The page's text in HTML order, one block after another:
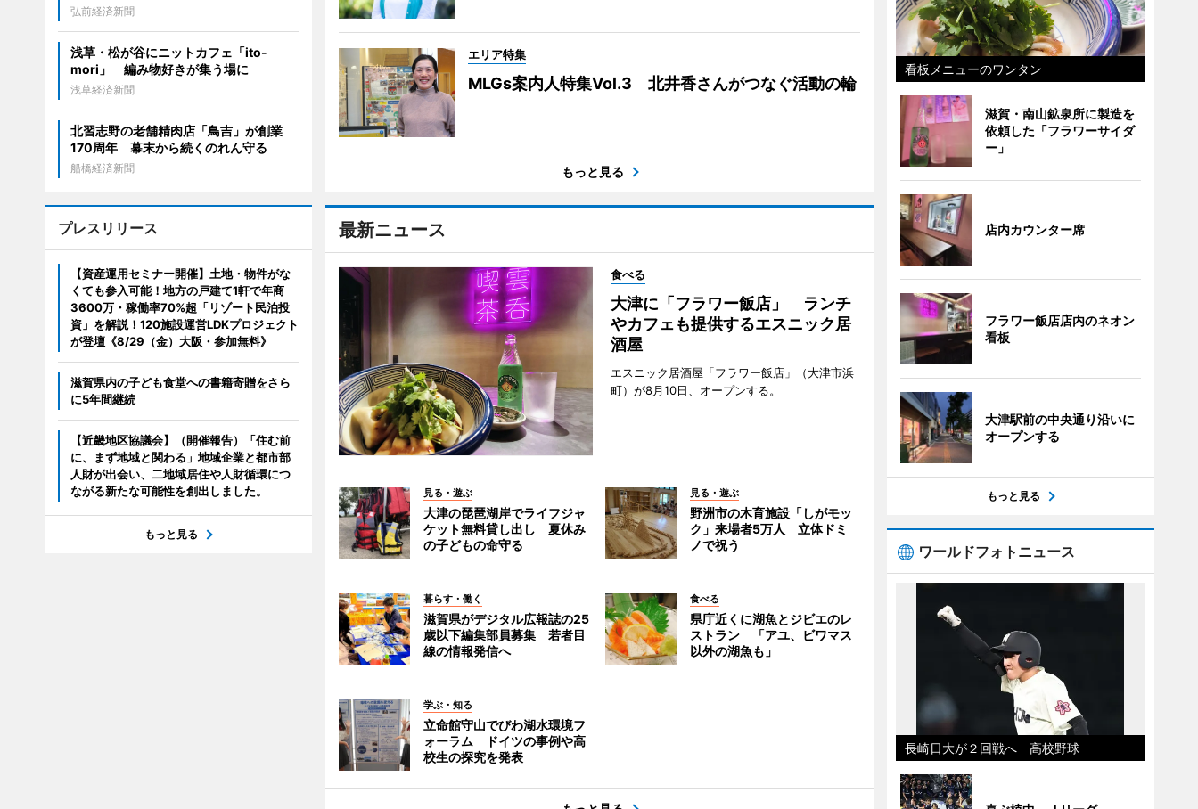
エリア特集
MLGs案内人特集Vol.3 北井香さんがつなぐ活動の輪
もっと見る
最新ニュース
食べる
大津に「フラワー飯店」 ランチ
やカフェも提供するエスニック居
酒屋
エスニック居酒屋「フラワー飯店」（大津市浜
町）が8月10日、オープンする。
見る・遊ぶ
大津の琵琶湖岸でライフジャ
ケット無料貸し出し 夏休み
の子どもの命守る
見る・遊ぶ
野洲市の木育施設「しがモッ
ク」来場者5万人 立体ドミ
ノで祝う
暮らす・働く
滋賀県がデジタル広報誌の25
歳以下編集部員募集 若者目
線の情報発信へ
食べる
県庁近くに湖魚とジビエのレ
ストラン 「アユ、ビワマス
以外の湖魚も」
学ぶ・知る
立命館守山でびわ湖水環境フ
ォーラム ドイツの事例や高
校生の探究を発表
弘前経済新聞
浅草・松が谷にニットカフェ「ito-
mori」 編み物好きが集う場に
浅草経済新聞
北習志野の老舗精肉店「鳥吉」が創業
170周年 幕末から続くのれん守る
船橋経済新聞
プレスリリース
【資産運用セミナー開催】土地・物件がな
くても参入可能！地方の戸建て1軒で年商
3600万・稼働率70%超「リゾート民泊投
資」を解説！120施設運営LDKプロジェクト
が登壇《8/29（金）大阪・参加無料》
滋賀県内の子ども食堂への書籍寄贈をさら
に5年間継続
【近畿地区協議会】（開催報告）「住む前
に、まず地域と関わる」地域企業と都市部
人財が出会い、二地域居住や人財循環につ
ながる新たな可能性を創出しました。
もっと見る
看板メニューのワンタン
滋賀・南山鉱泉所に製造を
依頼した「フラワーサイダ
ー」
店内カウンター席
フラワー飯店店内のネオン
看板
大津駅前の中央通り沿いに
オープンする
もっと見る
ワールドフォトニュース
長崎日大が２回戦へ 高校野球